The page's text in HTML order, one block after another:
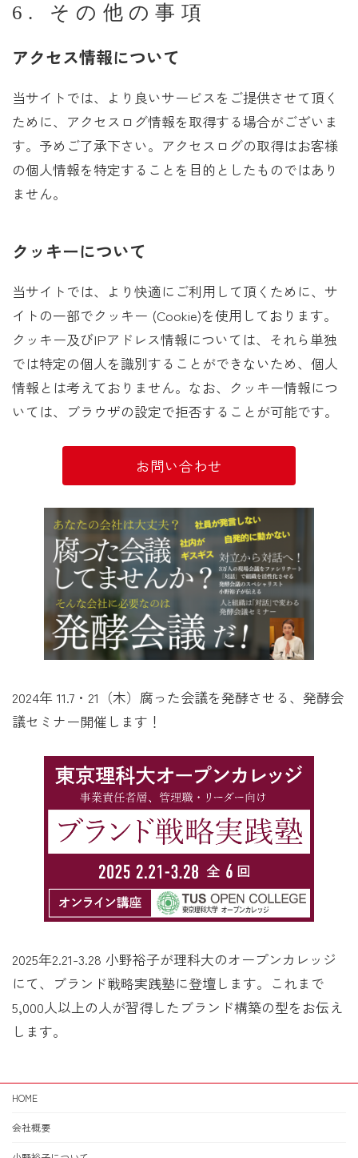
6. その他の事項
アクセス情報について
当サイトでは、より良いサービスをご提供させて頂く
ために、アクセスログ情報を取得する場合がございま
す。予めご了承下さい。アクセスログの取得はお客様
の個人情報を特定することを目的としたものではあり
ません。
クッキーについて
当サイトでは、より快適にご利用して頂くために、サ
イトの一部でクッキー (Cookie)を使用しております。
クッキー及びIPアドレス情報については、それら単独
では特定の個人を識別することができないため、個人
情報とは考えておりません。なお、クッキー情報につ
いては、ブラウザの設定で拒否することが可能です。
お問い合わせ
2024年 11.7・21（木）腐った会議を発酵させる、発酵会
議セミナー開催します！
2025年2.21-3.28 小野裕子が理科大のオープンカレッジ
にて、ブランド戦略実践塾に登壇します。これまで
5,000人以上の人が習得したブランド構築の型をお伝え
します。
HOME
会社概要